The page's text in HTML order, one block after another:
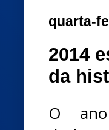
quarta-
2014
da
O